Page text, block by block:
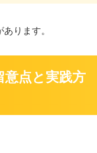
ります。
点と実践方